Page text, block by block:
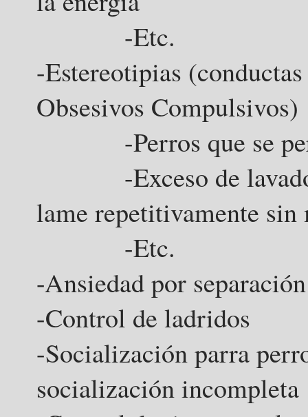
-Etc.
-Estereotipias
Obsesivos Compulsivos)
-Perros que se
-Exceso de lavado
lame repetitivamente
-Etc.
-Ansiedad por separación
-Control de ladridos
-Socialización parra
socialización incompleta